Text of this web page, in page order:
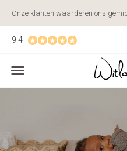
9.4
Onze klanten waarderen ons